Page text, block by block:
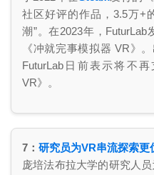
社区好评的作品，3.5万+
潮”。在2023年，
《冲就完事模拟器 VR》
FuturLab日前表示将不
VR》。
7： 研究员为VR串流探索
庞培法布拉大学的研究人